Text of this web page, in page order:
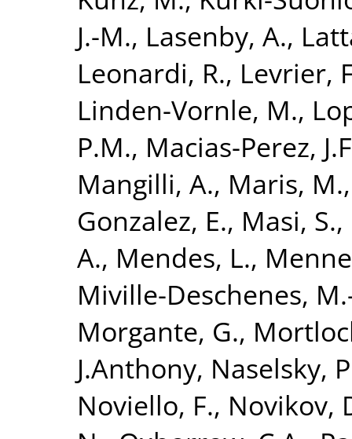
J.-M., Lasenby, A.,
Leonardi, R., Levrier,
Linden-Vornle, M.,
P.M., Macias-Perez,
Mangilli, A., Maris, M.
Gonzalez, E., Masi, S.,
A., Mendes, L.,
Miville-Deschenes,
Morgante, G.,
J.Anthony, Naselsky,
Noviello, F., Novikov,